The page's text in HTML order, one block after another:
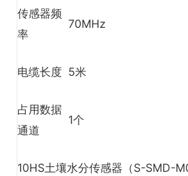
传感器频
率
70MHz
电缆长度 5米
占用数据
通道
1个
10HS土壤水分传感器（S-SMD-